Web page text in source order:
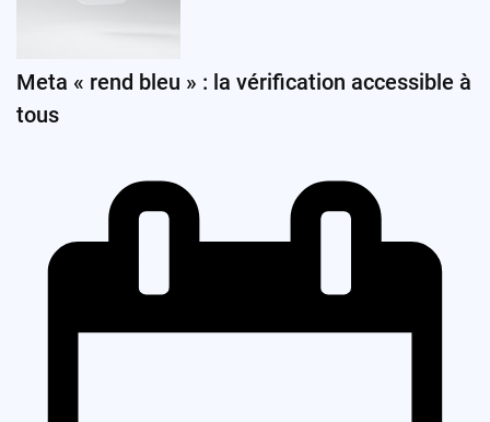
Meta « rend bleu » : la vérification accessible à
tous